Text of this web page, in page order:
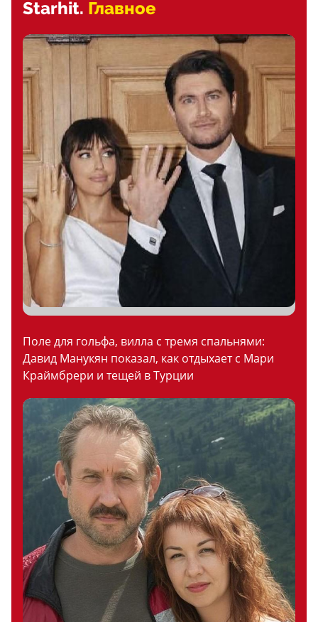
Starhit. Главное
Поле для гольфа, вилла с тремя спальнями:
Давид Манукян показал, как отдыхает с Мари
Краймбрери и тещей в Турции